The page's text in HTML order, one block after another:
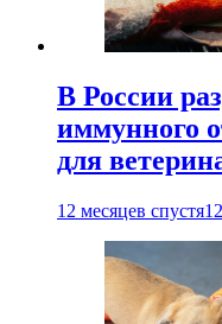
В России
иммунного
для
12 месяцев спустя